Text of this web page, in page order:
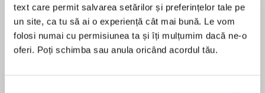
text care permit salvarea setărilor și preferințelor tale pe
un site, ca tu să ai o experiență cât mai bună. Le vom
folosi numai cu permisiunea ta și îți mulțumim dacă ne-o
oferi. Poți schimba sau anula oricând acordul tău.
Desprecarte